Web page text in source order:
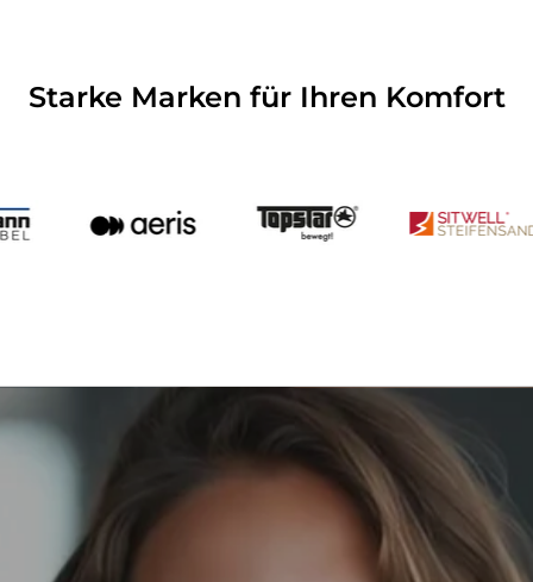
Starke Marken für Ihren Komfort